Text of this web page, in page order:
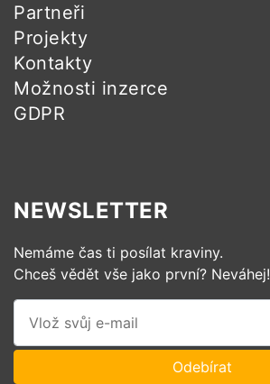
Partneři
Projekty
Kontakty
Možnosti inzerce
GDPR
NEWSLETTER
Nemáme čas ti posílat kraviny.
Chceš vědět vše jako první? Neváhej!